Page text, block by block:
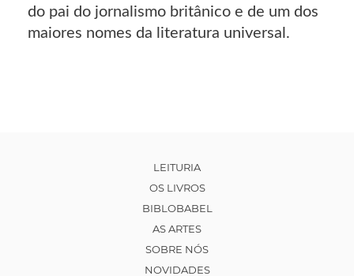
do pai do jornalismo britânico e de um dos
maiores nomes da literatura universal.
LEITURIA
OS LIVROS
BIBLOBABEL
AS ARTES
SOBRE NÓS
NOVIDADES